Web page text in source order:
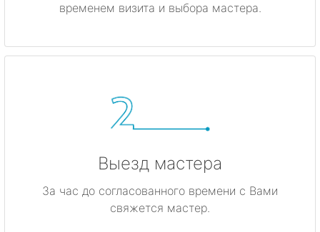
временем визита и выбора мастера.
Выезд мастера
За час до согласованного времени с Вами
свяжется мастер.